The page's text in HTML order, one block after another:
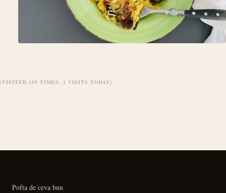
(VISITED 159 TIMES, 1 VISITS TODAY)
Pofta de ceva bun